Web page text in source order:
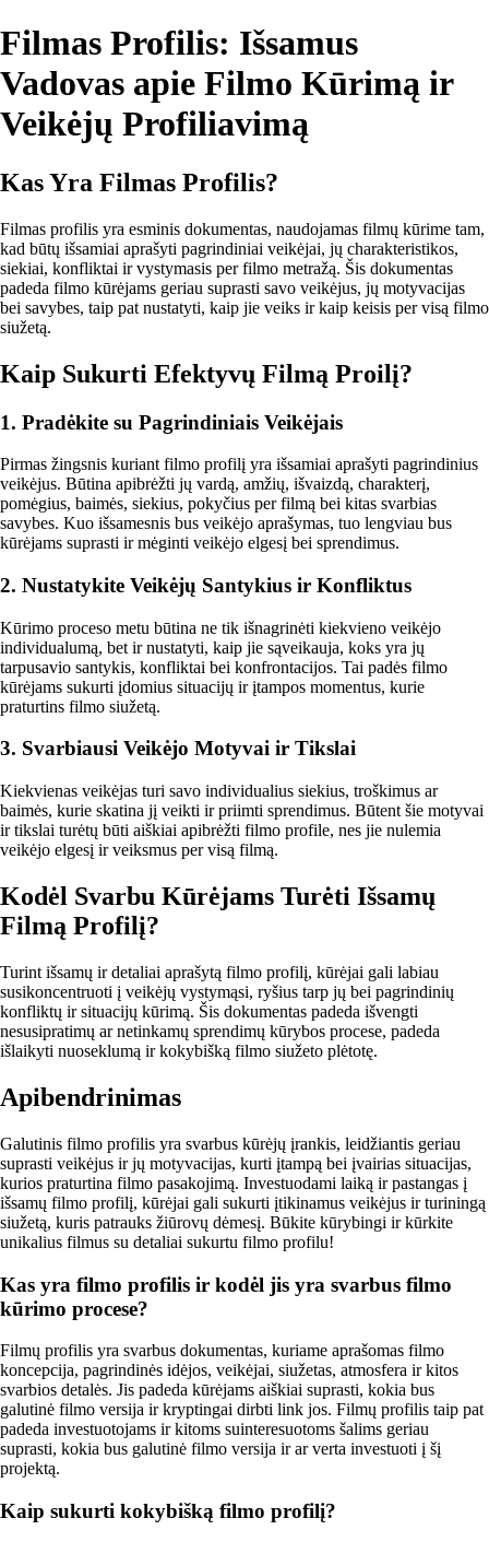
Filmas Profilis: Išsamus
Vadovas apie Filmo Kūrimą ir
Veikėjų Profiliavimą
Kas Yra Filmas Profilis?
Filmas profilis yra esminis dokumentas, naudojamas filmų kūrime tam,
kad būtų išsamiai aprašyti pagrindiniai veikėjai, jų charakteristikos,
siekiai, konfliktai ir vystymasis per filmo metražą. Šis dokumentas
padeda filmo kūrėjams geriau suprasti savo veikėjus, jų motyvacijas
bei savybes, taip pat nustatyti, kaip jie veiks ir kaip keisis per visą filmo
siužetą.
Kaip Sukurti Efektyvų Filmą Proilį?
1. Pradėkite su Pagrindiniais Veikėjais
Pirmas žingsnis kuriant filmo profilį yra išsamiai aprašyti pagrindinius
veikėjus. Būtina apibrėžti jų vardą, amžių, išvaizdą, charakterį,
pomėgius, baimės, siekius, pokyčius per filmą bei kitas svarbias
savybes. Kuo išsamesnis bus veikėjo aprašymas, tuo lengviau bus
kūrėjams suprasti ir mėginti veikėjo elgesį bei sprendimus.
2. Nustatykite Veikėjų Santykius ir Konfliktus
Kūrimo proceso metu būtina ne tik išnagrinėti kiekvieno veikėjo
individualumą, bet ir nustatyti, kaip jie sąveikauja, koks yra jų
tarpusavio santykis, konfliktai bei konfrontacijos. Tai padės filmo
kūrėjams sukurti įdomius situacijų ir įtampos momentus, kurie
praturtins filmo siužetą.
3. Svarbiausi Veikėjo Motyvai ir Tikslai
Kiekvienas veikėjas turi savo individualius siekius, troškimus ar
baimės, kurie skatina jį veikti ir priimti sprendimus. Būtent šie motyvai
ir tikslai turėtų būti aiškiai apibrėžti filmo profile, nes jie nulemia
veikėjo elgesį ir veiksmus per visą filmą.
Kodėl Svarbu Kūrėjams Turėti Išsamų
Filmą Profilį?
Turint išsamų ir detaliai aprašytą filmo profilį, kūrėjai gali labiau
susikoncentruoti į veikėjų vystymąsi, ryšius tarp jų bei pagrindinių
konfliktų ir situacijų kūrimą. Šis dokumentas padeda išvengti
nesusipratimų ar netinkamų sprendimų kūrybos procese, padeda
išlaikyti nuoseklumą ir kokybišką filmo siužeto plėtotę.
Apibendrinimas
Galutinis filmo profilis yra svarbus kūrėjų įrankis, leidžiantis geriau
suprasti veikėjus ir jų motyvacijas, kurti įtampą bei įvairias situacijas,
kurios praturtina filmo pasakojimą. Investuodami laiką ir pastangas į
išsamų filmo profilį, kūrėjai gali sukurti įtikinamus veikėjus ir turiningą
siužetą, kuris patrauks žiūrovų dėmesį. Būkite kūrybingi ir kūrkite
unikalius filmus su detaliai sukurtu filmo profilu!
Kas yra filmo profilis ir kodėl jis yra svarbus filmo
kūrimo procese?
Filmų profilis yra svarbus dokumentas, kuriame aprašomas filmo
koncepcija, pagrindinės idėjos, veikėjai, siužetas, atmosfera ir kitos
svarbios detalės. Jis padeda kūrėjams aiškiai suprasti, kokia bus
galutinė filmo versija ir kryptingai dirbti link jos. Filmų profilis taip pat
padeda investuotojams ir kitoms suinteresuotoms šalims geriau
suprasti, kokia bus galutinė filmo versija ir ar verta investuoti į šį
projektą.
Kaip sukurti kokybišką filmo profilį?